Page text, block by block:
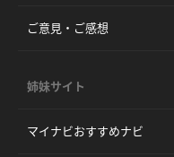
ご意見・ご感想
姉妹サイト
マイナビおすすめナビ